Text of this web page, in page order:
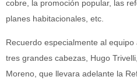
cobre, la promoción popular, las
planes habitacionales, etc.
Recuerdo especialmente al
tres grandes cabezas, Hugo
Moreno, que llevara adelante la